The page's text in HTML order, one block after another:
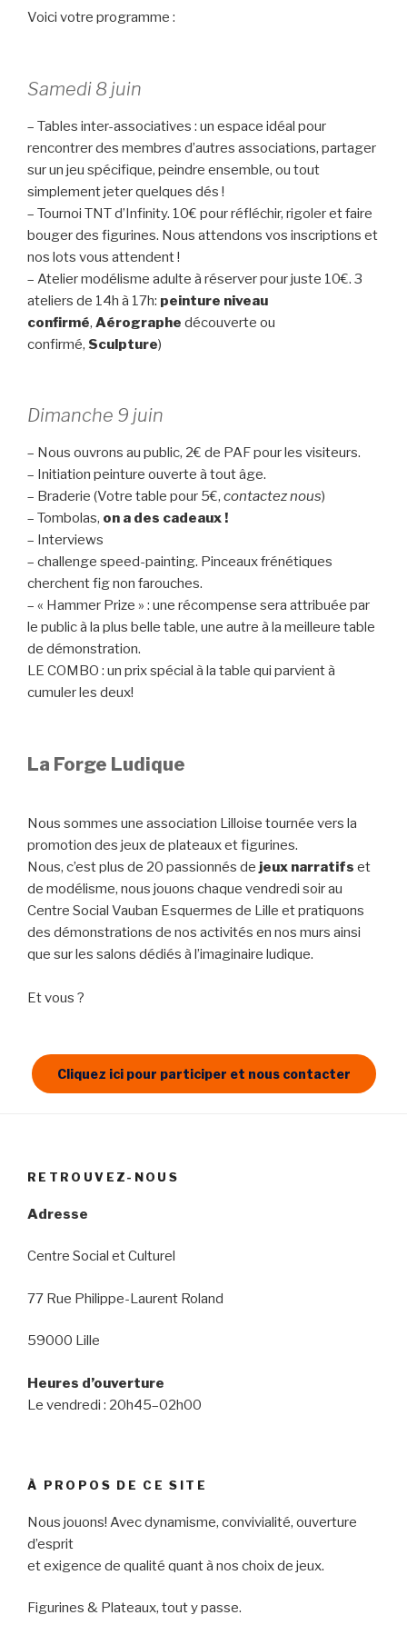
Voici votre programme :
Samedi 8 juin
– Tables inter-associatives : un espace idéal pour
rencontrer des membres d’autres associations, partager
sur un jeu spécifique, peindre ensemble, ou tout
simplement jeter quelques dés !
– Tournoi TNT d’Infinity. 10€ pour réfléchir, rigoler et faire
bouger des figurines. Nous attendons vos inscriptions et
nos lots vous attendent !
– Atelier modélisme adulte à réserver pour juste 10€. 3
ateliers de 14h à 17h: peinture niveau
confirmé, Aérographe découverte ou
confirmé, Sculpture)
Dimanche 9 juin
– Nous ouvrons au public, 2€ de PAF pour les visiteurs.
– Initiation peinture ouverte à tout âge.
– Braderie (Votre table pour 5€, contactez nous)
– Tombolas, on a des cadeaux !
– Interviews
– challenge speed-painting. Pinceaux frénétiques
cherchent fig non farouches.
– « Hammer Prize » : une récompense sera attribuée par
le public à la plus belle table, une autre à la meilleure table
de démonstration.
LE COMBO : un prix spécial à la table qui parvient à
cumuler les deux!
La Forge Ludique
Nous sommes une association Lilloise tournée vers la
promotion des jeux de plateaux et figurines.
Nous, c’est plus de 20 passionnés de jeux narratifs et
de modélisme, nous jouons chaque vendredi soir au
Centre Social Vauban Esquermes de Lille et pratiquons
des démonstrations de nos activités en nos murs ainsi
que sur les salons dédiés à l’imaginaire ludique.
Et vous ?
Cliquez ici pour participer et nous contacter
RETROUVEZ-NOUS
Adresse
Centre Social et Culturel
77 Rue Philippe-Laurent Roland
59000 Lille
Heures d’ouverture
Le vendredi : 20h45–02h00
À PROPOS DE CE SITE
Nous jouons! Avec dynamisme, convivialité, ouverture
d’esprit
et exigence de qualité quant à nos choix de jeux.
Figurines & Plateaux, tout y passe.